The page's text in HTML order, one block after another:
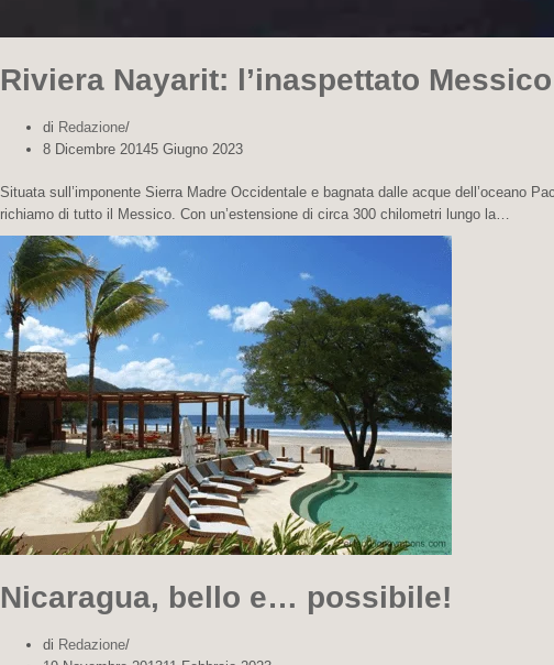
Riviera Nayarit: l’inaspettato
di Redazione
8 Dicembre 20145 Giugno 2023
Situata sull’imponente Sierra Madre Occidentale e bagnata dalle acque dell’oceano
richiamo di tutto il Messico. Con un’estensione di circa 300 chilometri lungo la…
Nicaragua, bello e… possibile!
di Redazione